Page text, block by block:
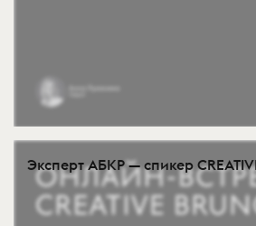
Эксперт АБКР — спикер